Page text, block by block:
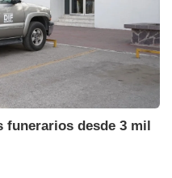
funerarios desde 3 mil